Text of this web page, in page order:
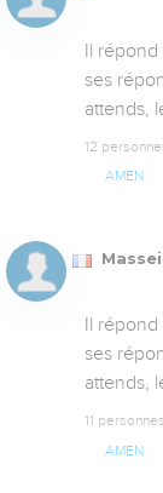
Il
ses
attends,
12
AMEN
Il
ses
attends,
11
AMEN